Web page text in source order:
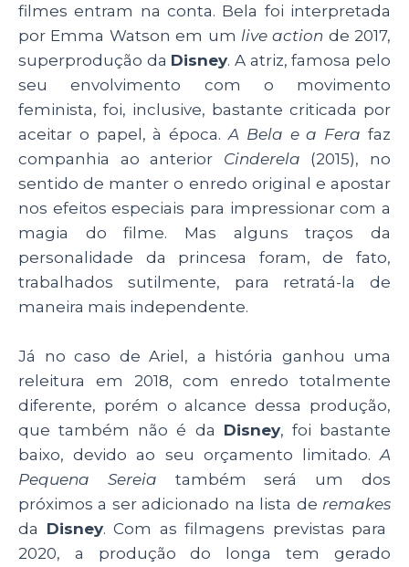
filmes entram na conta. Bela foi interpretada
por Emma Watson em um live action de 2017,
superprodução da Disney. A atriz, famosa pelo
seu envolvimento com o movimento
feminista, foi, inclusive, bastante criticada por
aceitar o papel, à época. A Bela e a Fera faz
companhia ao anterior Cinderela (2015), no
sentido de manter o enredo original e apostar
nos efeitos especiais para impressionar com a
magia do filme. Mas alguns traços da
personalidade da princesa foram, de fato,
trabalhados sutilmente, para retratá-la de
maneira mais independente.
Já no caso de Ariel, a história ganhou uma
releitura em 2018, com enredo totalmente
diferente, porém o alcance dessa produção,
que também não é da Disney, foi bastante
baixo, devido ao seu orçamento limitado. A
Pequena Sereia também será um dos
próximos a ser adicionado na lista de remakes
da Disney. Com as filmagens previstas para
2020, a produção do longa tem gerado